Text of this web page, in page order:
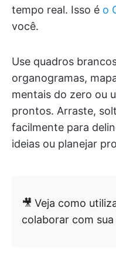
tempo real. Isso é o
você.
Use quadros
organogramas,
mentais do zero ou
prontos. Arraste,
facilmente para
ideias ou planejar
🎥 Veja como
colaborar com sua